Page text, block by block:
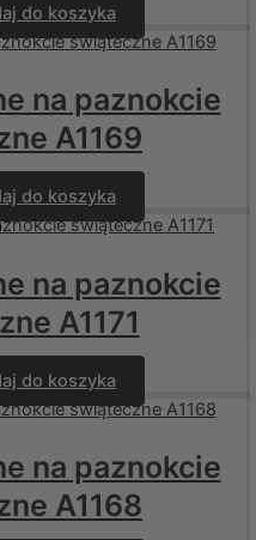
do koszyka
na paznokcie
A1169
do koszyka
na paznokcie
A1171
do koszyka
na paznokcie
A1168